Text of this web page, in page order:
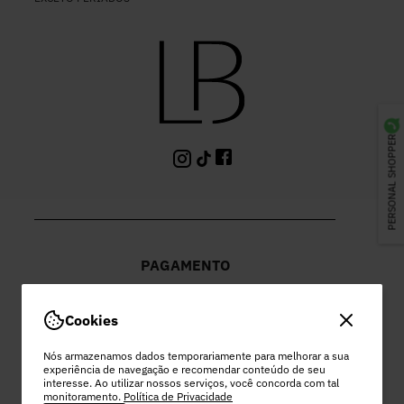
Cookies
Nós armazenamos dados temporariamente para melhorar a sua
experiência de navegação e recomendar conteúdo de seu
interesse. Ao utilizar nossos serviços, você concorda com tal
monitoramento. Política de Privacidade
PERSONAL SHOPPER
PAGAMENTO
PEC COMERCIO DO VESTUARIO LTDA